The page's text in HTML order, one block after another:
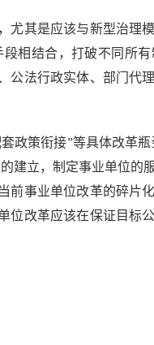
其是应该与新型治理
相结合，打破不同所
法行政实体、部门代
策衔接”等具体改革瓶
建立，制定事业单位的
事业单位改革的碎片
改革应该在保证目标